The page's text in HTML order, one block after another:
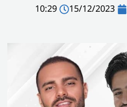
15/12/2023
10:29